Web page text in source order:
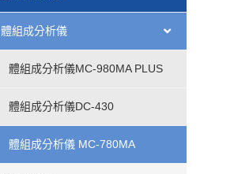
體組成分析儀
體組成分析儀MC-980MA PLUS
體組成分析儀DC-430
體組成分析儀 MC-780MA